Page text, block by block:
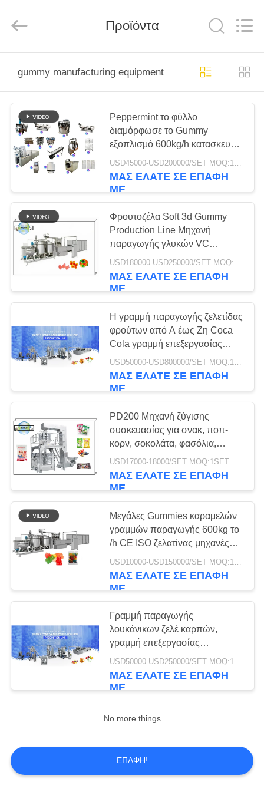
ΠΡΟΪΌΝΤΑ
ΠΕΡΊΠΟΥ
ΕΜΕΊΣ
ΓΎΡΟΣ
ΕΡΓΟΣΤΑΣΊΩΝ
ΠΟΙΟΤΙΚΌΣ
ΈΛΕΓΧΟΣ
ΜΑΣ
ΕΛΆΤΕ
ΣΕ
ΕΠΑΦΉ
ΕΙΔΉΣΕΙΣ
ΖΗΤΉΣΤΕ
ΈΝΑ
ΑΠΌΣΠΑΣΜΑ
SITEMAP
PRIVACY
POLICY
Rights
Προϊόντα
gummy manufacturing equipment
Peppermint το φύλλο
διαμόρφωσε το Gummy
εξοπλισμό 600kg/h κατασκευής
εξοπλισμού καραμελών
έγκρισης CE γραμμών
παραγωγής Gummies
ΜΑΣ ΕΛΆΤΕ ΣΕ ΕΠΑΦΉ
ΜΕ
Φρουτοζέλα Soft 3d Gummy
Production Line Μηχανή
παραγωγής γλυκών VC
600kg/h
USD180000-USD250000/SET MOQ:1 σύνολο
ΜΑΣ ΕΛΆΤΕ ΣΕ ΕΠΑΦΉ
ΜΕ
Η γραμμή παραγωγής ζελετίδας
φρούτων από Α έως Ζη Coca
Cola γραμμή επεξεργασίας
ζελετίδας 300Kg/h
USD50000-USD800000/SET MOQ:1 σύνολο
ΜΑΣ ΕΛΆΤΕ ΣΕ ΕΠΑΦΉ
ΜΕ
PD200 Μηχανή ζύγισης
συσκευασίας για σνακ, ποπ-
κορν, σοκολάτα, φασόλια,
γλυκά, φρούτα, ζελέ, καρύδια
USD17000-18000/SET MOQ:1SET
ΜΑΣ ΕΛΆΤΕ ΣΕ ΕΠΑΦΉ
ΜΕ
Μεγάλες Gummies καραμελών
γραμμών παραγωγής 600kg το
/h CE ISO ζελατίνας μηχανές
επεξεργασίας καραμελών
gelatim softcandy
ΜΑΣ ΕΛΆΤΕ ΣΕ ΕΠΑΦΉ
ΜΕ
Γραμμή παραγωγής
λουκάνικων ζελέ καρπών,
γραμμή επεξεργασίας
λουκάνικων ζελέ ζελέ ζελέ
USD50000-USD250000/SET MOQ:1 σύνολο
ΜΑΣ ΕΛΆΤΕ ΣΕ ΕΠΑΦΉ
ΜΕ
No more things
ΕΠΑΦΉ!